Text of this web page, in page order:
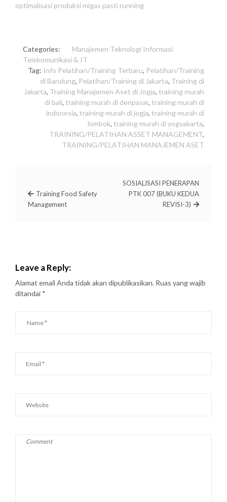
optimalisasi produksi migas pasti running
Categories: Manajemen Teknologi Informasi
Telekomunikasi & IT
Tag: Info Pelatihan/Training Terbaru, Pelatihan/Training
di Bandung, Pelatihan/Training di Jakarta, Training di
Jakarta, Training Manajemen Aset di Jogja, training murah
di bali, training murah di denpasar, training murah di
indonesia, training murah di jogja, training murah di
lombok, training murah di yogyakarta,
TRAINING/PELATIHAN ASSET MANAGEMENT,
TRAINING/PELATIHAN MANAJEMEN ASET
Training Food Safety
Management
SOSIALISASI PENERAPAN
PTK 007 (BUKU KEDUA
REVISI-3)
Leave a Reply:
Alamat email Anda tidak akan dipublikasikan. Ruas yang wajib
ditandai *